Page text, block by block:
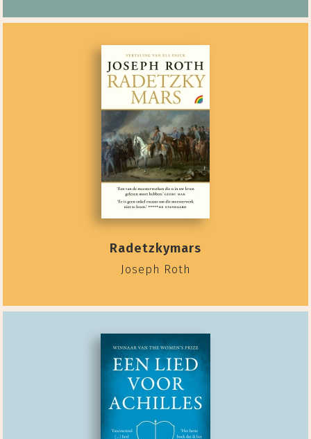
Radetzkymars
Joseph Roth